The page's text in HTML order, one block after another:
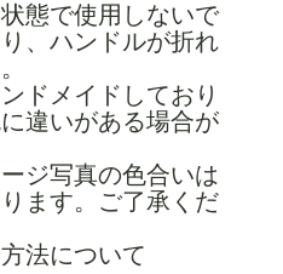
態で使用しないで
、ハンドルが折れ
ドメイドしており
違いがある場合が
ジ写真の色合いは
ます。ご了承くだ
法について